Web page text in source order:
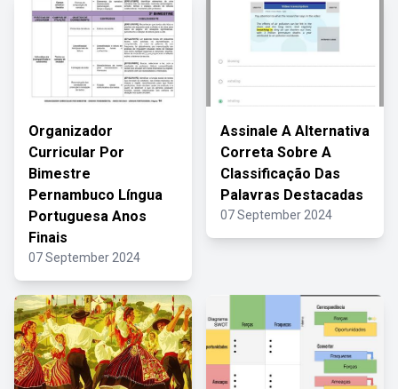
Organizador
Curricular Por
Bimestre
Pernambuco Língua
Portuguesa Anos
Finais
07 September 2024
Assinale A Alternativa
Correta Sobre A
Classificação Das
Palavras Destacadas
07 September 2024